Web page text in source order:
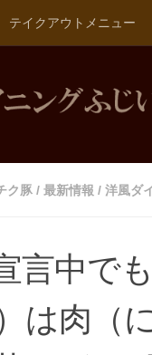
テイクアウトメニュー
ク豚 / 最新情報 / 洋風ダ
言中で
は肉（